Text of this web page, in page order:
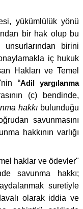
yükümlülük yönü
bir hak olup bu
birini
iç hukuk
Hakları ve Temel
“Adil yargılanma
(c) bendinde,
hakkı bulunduğu
savunmasını
hakkının varlığı
haklar ve ödevler"
savunma hakkı;
suretiyle
olarak iddia ve